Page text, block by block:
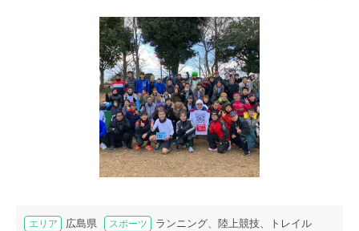
エリア 広島県 スポーツ ランニング、陸上競技、トレイル